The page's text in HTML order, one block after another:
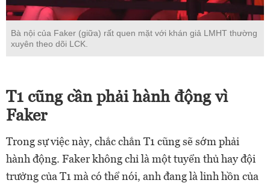
Bà nội của Faker (giữa) rất quen mặt với khán giả LMHT thường
xuyên theo dõi LCK.
T1 cũng cần phải hành động vì
Faker
Trong sự việc này, chắc chắn T1 cũng sẽ sớm phải
hành động. Faker không chỉ là một tuyển thủ hay đội
trưởng của T1 mà có thể nói, anh đang là linh hồn của